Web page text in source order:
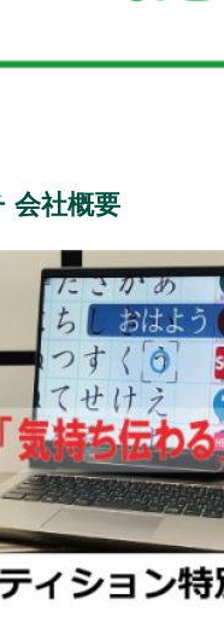
会社概要